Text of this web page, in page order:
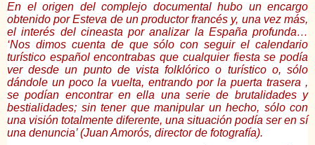
En el origen del complejo documental hubo un encargo
obtenido por Esteva de un productor francés y, una vez más,
el interés del cineasta por analizar la España profunda…
‘Nos dimos cuenta de que sólo con seguir el calendario
turístico español encontrabas que cualquier fiesta se podía
ver desde un punto de vista folklórico o turístico o, sólo
dándole un poco la vuelta, entrando por la puerta trasera ,
se podían encontrar en ella una serie de brutalidades y
bestialidades; sin tener que manipular un hecho, sólo con
una visión totalmente diferente, una situación podía ser en sí
una denuncia’ (Juan Amorós, director de fotografía).